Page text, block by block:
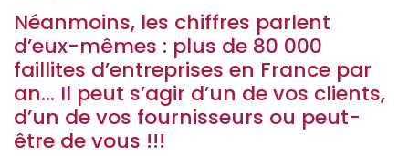
Néanmoins, les chiffres parlent
d’eux-mêmes : plus de 80 000
faillites d’entreprises en France par
an… Il peut s’agir d’un de vos clients,
d’un de vos fournisseurs ou peut-
être de vous !!!